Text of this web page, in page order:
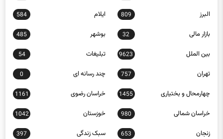
البرز 809 ایلام 584
بازار مالی 32 بوشهر 485
بین الملل 9623 تبلیغات 54
تهران 757 چند رسانه ای 0
چهارمحال و بختیاری 1455 خراسان رضوی 1161
خراسان شمالی 980 خوزستان 1042
زنجان 653 سبک زندگی 397